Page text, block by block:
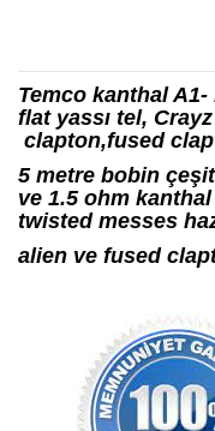
Temco kanthal
flat yassı tel,
clapton,fused
5 metre bobin
ve 1.5 ohm
twisted messes
alien ve fused